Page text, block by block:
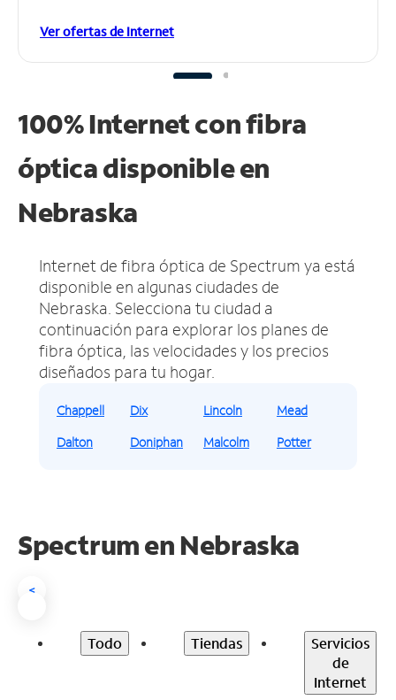
Ver ofertas de Internet
100% Internet con fibra
óptica disponible en
Nebraska
Internet de fibra óptica de Spectrum ya está
disponible en algunas ciudades de
Nebraska. Selecciona tu ciudad a
continuación para explorar los planes de
fibra óptica, las velocidades y los precios
diseñados para tu hogar.
Chappell
Dalton
Dix
Doniphan
Lincoln
Malcolm
Mead
Potter
Spectrum en Nebraska
<
Todo Tiendas
Servicios
de
Internet